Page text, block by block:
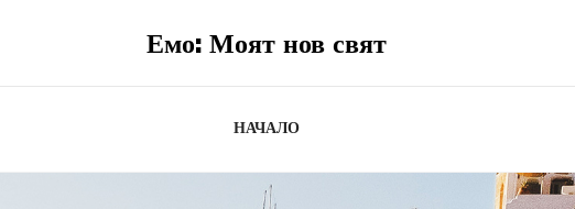
Емо: Моят нов свят
НАЧАЛО